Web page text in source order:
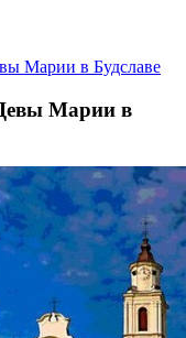
Марии в Будславе
Марии в